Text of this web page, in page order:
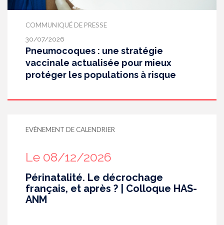
COMMUNIQUÉ DE PRESSE
30/07/2026
Pneumocoques : une stratégie
vaccinale actualisée pour mieux
protéger les populations à risque
EVÉNEMENT DE CALENDRIER
Le 08/12/2026
Périnatalité. Le décrochage
français, et après ? | Colloque HAS-
ANM